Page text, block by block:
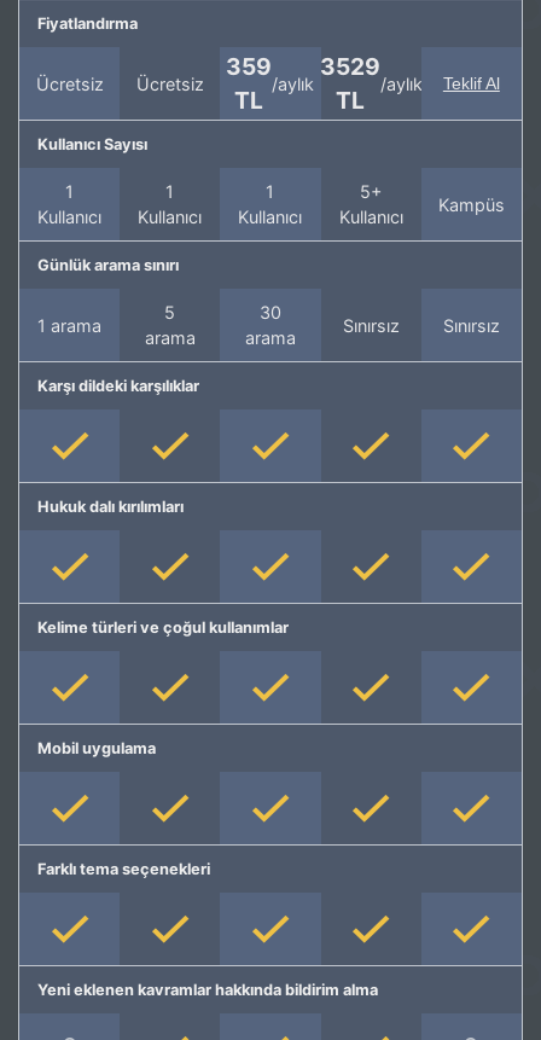
Fiyatlandırma
Ücretsiz Ücretsiz
359
TL
/aylık
3529
TL
/aylık Teklif Al
Kullanıcı Sayısı
1
Kullanıcı
1
Kullanıcı
1
Kullanıcı
5+
Kullanıcı
Kampüs
Günlük arama sınırı
1 arama
5
arama
30
arama
Sınırsız Sınırsız
Karşı dildeki karşılıklar
Hukuk dalı kırılımları
Kelime türleri ve çoğul kullanımlar
Mobil uygulama
Farklı tema seçenekleri
Yeni eklenen kavramlar hakkında bildirim alma